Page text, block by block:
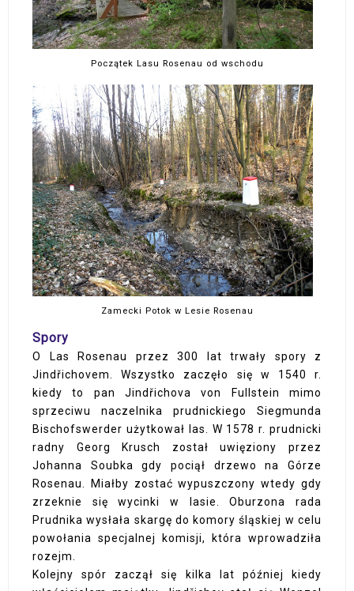
Początek Lasu Rosenau od wschodu
Zamecki Potok w Lesie Rosenau
Spory
O Las Rosenau przez 300 lat trwały spory z
Jindřichovem. Wszystko zaczęło się w 1540 r.
kiedy to pan Jindřichova von Fullstein mimo
sprzeciwu naczelnika prudnickiego Siegmunda
Bischofswerder użytkował las. W 1578 r. prudnicki
radny Georg Krusch został uwięziony przez
Johanna Soubka gdy pociął drzewo na Górze
Rosenau. Miałby zostać wypuszczony wtedy gdy
zrzeknie się wycinki w lasie. Oburzona rada
Prudnika wysłała skargę do komory śląskiej w celu
powołania specjalnej komisji, która wprowadziła
rozejm.
Kolejny spór zaczął się kilka lat później kiedy